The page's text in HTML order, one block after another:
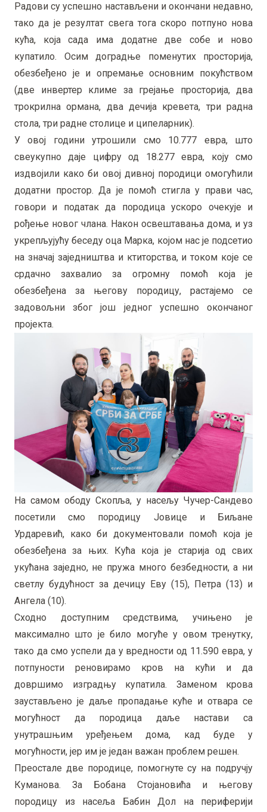
Радови су успешно настављени и окончани недавно,
тако да је резултат свега тога скоро потпуно нова
кућа, која сада има додатне две собе и ново
купатило. Осим доградње поменутих просторија,
обезбеђено је и опремање основним покућством
(две инвертер климе за грејање просторија, два
трокрилна ормана, два дечија кревета, три радна
стола, три радне столице и ципеларник).
У овој години утрошили смо 10.777 евра, што
свеукупно даје цифру од 18.277 евра, коју смо
издвојили како би овој дивној породици омогућили
додатни простор. Да је помоћ стигла у прави час,
говори и податак да породица ускоро очекује и
рођење новог члана. Након освештавања дома, и уз
укрепљујућу беседу оца Марка, којом нас је подсетио
на значај заједништва и ктиторства, и током које се
срдачно захвалио за огромну помоћ која је
обезбеђена за његову породицу, растајемо се
задовољни због још једног успешно окончаног
пројекта.
На самом ободу Скопља, у насељу Чучер-Сандево
посетили смо породицу Јовице и Биљане
Урдаревић, како би документовали помоћ која је
обезбеђена за њих. Кућа која је старија од свих
укућана заједно, не пружа много безбедности, а ни
светлу будућност за дечицу Еву (15), Петра (13) и
Ангела (10).
Сходно доступним средствима, учињено је
максимално што је било могуће у овом тренутку,
тако да смо успели да у вредности од 11.590 евра, у
потпуности реновирамо кров на кући и да
довршимо изградњу купатила. Заменом крова
заустављено је даље пропадање куће и отвара се
могућност да породица даље настави са
унутрашњим уређењем дома, кад буде у
могућности, јер им је један важан проблем решен.
Преостале две породице, помогнуте су на подручју
Куманова. За Бобана Стојановића и његову
породицу из насеља Бабин Дол на периферији